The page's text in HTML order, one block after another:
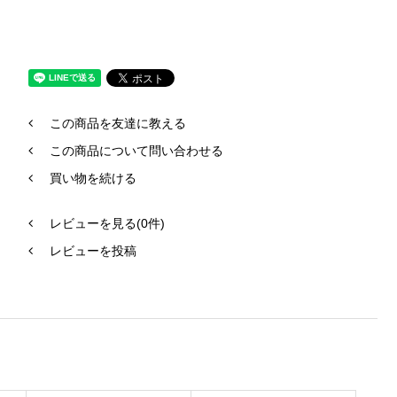
この商品を友達に教える
この商品について問い合わせる
買い物を続ける
レビューを見る(0件)
レビューを投稿